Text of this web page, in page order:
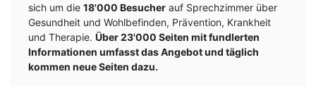
sich um die 18'000 Besucher auf Sprechzimmer über
Gesundheit und Wohlbefinden, Prävention, Krankheit
und Therapie. Über 23'000 Seiten mit fundlerten
Informationen umfasst das Angebot und täglich
kommen neue Seiten dazu.